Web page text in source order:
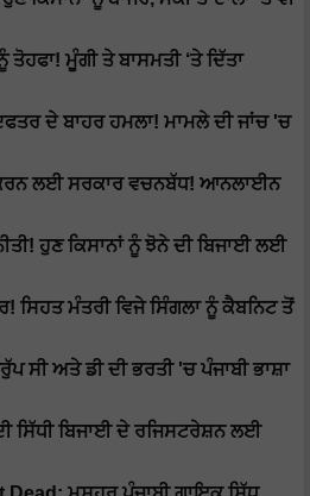
ਮੂੰਗੀ ਤੇ ਬਾਸਮਤੀ ‘ਤੇ ਦਿੱਤਾ
ਦੇ ਬਾਹਰ ਹਮਲਾ! ਮਾਮਲੇ ਦੀ ਜਾਂਚ 'ਚ
ਲਈ ਸਰਕਾਰ ਵਚਨਬੱਧ! ਆਨਲਾਈਨ
ਹੁਣ ਕਿਸਾਨਾਂ ਨੂੰ ਝੋਨੇ ਦੀ ਬਿਜਾਈ ਲਈ
ਸਿਹਤ ਮੰਤਰੀ ਵਿਜੇ ਸਿੰਗਲਾ ਨੂੰ ਕੈਬਨਿਟ ਤੋਂ
ਸੀ ਅਤੇ ਡੀ ਦੀ ਭਰਤੀ 'ਚ ਪੰਜਾਬੀ ਭਾਸ਼ਾ
ਸਿੱਧੀ ਬਿਜਾਈ ਦੇ ਰਜਿਸਟਰੇਸ਼ਨ ਲਈ